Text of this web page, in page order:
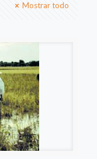
Mostrar todo